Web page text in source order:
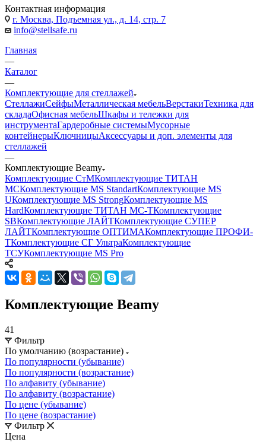
Контактная информация
г. Москва, Подъемная ул., д. 14, стр. 7
info@stellsafe.ru
Главная
—
Каталог
—
Комплектующие для стеллажей
СтеллажиСейфыМеталлическая мебельВерстакиТехника для
складаОфисная мебельШкафы и тележки для
инструментаГардеробные системыМусорные
контейнерыКлючницыАксессуары и доп. элементы для
стеллажей
—
Комплектующие Beamy
Комплектующие СтМКомплектующие ТИТАН
МСКомплектующие MS StandartКомплектующие MS
UКомплектующие MS StrongКомплектующие MS
HardКомплектующие ТИТАН МС-ТКомплектующие
SBКомплектующие ЛАЙТКомплектующие СУПЕР
ЛАЙТКомплектующие ОПТИМАКомплектующие ПРОФИ-
ТКомплектующие СГ УльтраКомплектующие
ТСУКомплектующие MS Pro
Комплектующие Beamy
41
Фильтр
По умолчанию (возрастание)
По популярности (убывание)
По популярности (возрастание)
По алфавиту (убывание)
По алфавиту (возрастание)
По цене (убывание)
По цене (возрастание)
Фильтр
Цена